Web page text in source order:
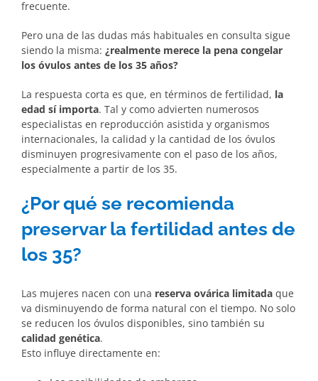
frecuente.
Pero una de las dudas más habituales en consulta sigue
siendo la misma: ¿realmente merece la pena congelar
los óvulos antes de los 35 años?
La respuesta corta es que, en términos de fertilidad, la
edad sí importa. Tal y como advierten numerosos
especialistas en reproducción asistida y organismos
internacionales, la calidad y la cantidad de los óvulos
disminuyen progresivamente con el paso de los años,
especialmente a partir de los 35.
¿Por qué se recomienda
preservar la fertilidad antes de
los 35?
Las mujeres nacen con una reserva ovárica limitada que
va disminuyendo de forma natural con el tiempo. No solo
se reducen los óvulos disponibles, sino también su
calidad genética.
Esto influye directamente en: